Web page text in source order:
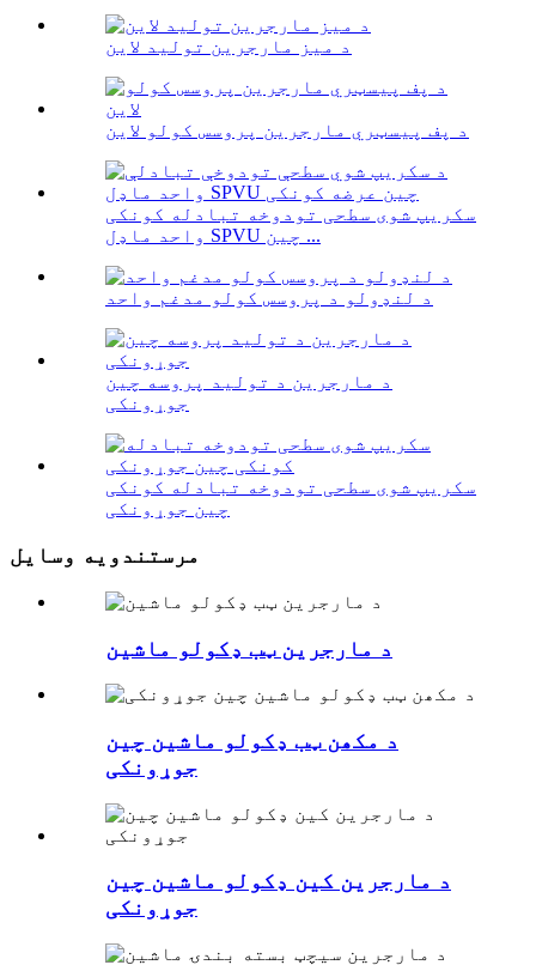
د میز مارجرین تولید لاین
د پف پیسټري مارجرین پروسس کولو لاین
سکریپ شوی سطحی تودوخه تبادله کونکی
واحد ماډل SPVU چین ...
د لنډولو د پروسس کولو مدغم واحد
د مارجرین د تولید پروسه چین
جوړونکی
سکریپ شوی سطحی تودوخه تبادله کونکی
چین جوړونکی
مرستندویه وسایل
د مارجرین ټب ډکولو ماشین
د مکھن ټب ډکولو ماشین چین
جوړونکی
د مارجرین کین ډکولو ماشین چین
جوړونکی